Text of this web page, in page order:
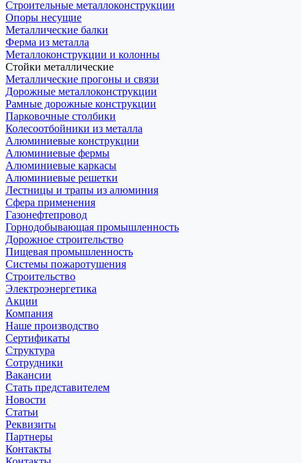
Строительные металлоконструкции
Опоры несущие
Металлические балки
Ферма из металла
Металлоконструкции и колонны
Стойки металлические
Металлические прогоны и связи
Дорожные металлоконструкции
Рамные дорожные конструкции
Парковочные столбики
Колесоотбойники из металла
Алюминиевые конструкции
Алюминиевые фермы
Алюминиевые каркасы
Алюминиевые решетки
Лестницы и трапы из алюминия
Сфера применения
Газонефтепровод
Горнодобывающая промышленность
Дорожное строительство
Пищевая промышленность
Системы пожаротушения
Строительство
Электроэнергетика
Акции
Компания
Наше производство
Сертификаты
Структура
Сотрудники
Вакансии
Стать представителем
Новости
Статьи
Реквизиты
Партнеры
Контакты